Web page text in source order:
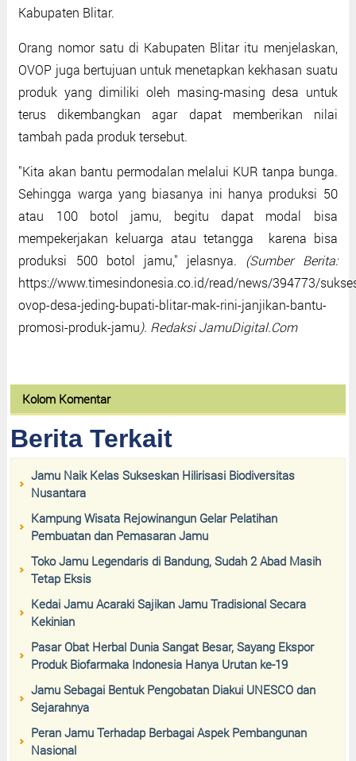
Kabupaten Blitar.
Orang nomor satu di Kabupaten Blitar itu menjelaskan,
OVOP juga bertujuan untuk menetapkan kekhasan suatu
produk yang dimiliki oleh masing-masing desa untuk
terus dikembangkan agar dapat memberikan nilai
tambah pada produk tersebut.
"Kita akan bantu permodalan melalui KUR tanpa bunga.
Sehingga warga yang biasanya ini hanya produksi 50
atau 100 botol jamu, begitu dapat modal bisa
mempekerjakan keluarga atau tetangga karena bisa
produksi 500 botol jamu," jelasnya. (Sumber Berita:
https://www.timesindonesia.co.id/read/news/394773/
ovop-desa-jeding-bupati-blitar-mak-rini-janjikan-bantu-
promosi-produk-jamu). Redaksi JamuDigital.Com
Kolom Komentar
Berita Terkait
Jamu Naik Kelas Sukseskan Hilirisasi Biodiversitas
Nusantara
Kampung Wisata Rejowinangun Gelar Pelatihan
Pembuatan dan Pemasaran Jamu
Toko Jamu Legendaris di Bandung, Sudah 2 Abad Masih
Tetap Eksis
Kedai Jamu Acaraki Sajikan Jamu Tradisional Secara
Kekinian
Pasar Obat Herbal Dunia Sangat Besar, Sayang Ekspor
Produk Biofarmaka Indonesia Hanya Urutan ke-19
Jamu Sebagai Bentuk Pengobatan Diakui UNESCO dan
Sejarahnya
Peran Jamu Terhadap Berbagai Aspek Pembangunan
Nasional